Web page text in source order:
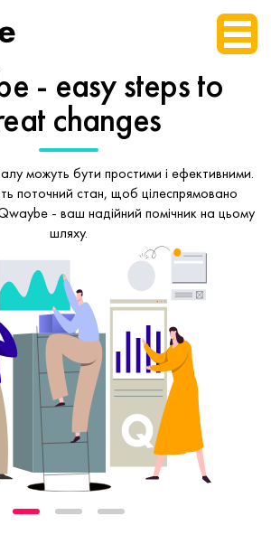
- easy stepsto
changes
можуть бути простими і ефективними.
поточний стан, щоб цілеспрямовано
- ваш надійний помічник на цьому
шляху.